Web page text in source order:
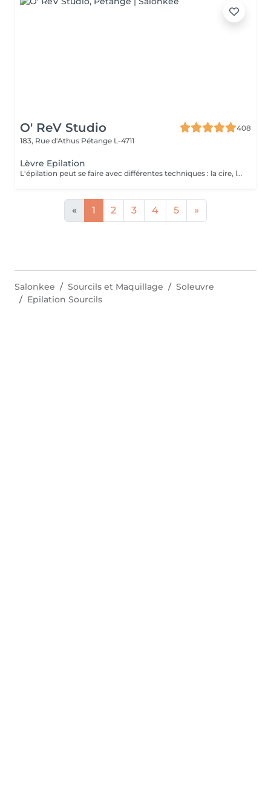
O' ReV Studio
408
183, Rue d'Athus Pétange L-4711
Lèvre Epilation
L'épilation peut se faire avec différentes techniques : la cire, le fil et la pince.
« 1 2 3 4 5 »
Salonkee Sourcils et Maquillage
Soleuvre
Epilation Sourcils